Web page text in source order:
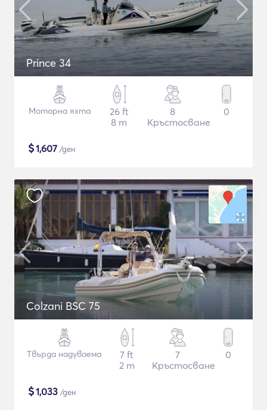
Prince 34
Моторна яхта
26 ft
8 m
8
Кръстосване
0
$1,607 /ден
Colzani BSC 75
Твърда надуваема
7 ft
2 m
7
Кръстосване
0
$1,033 /ден